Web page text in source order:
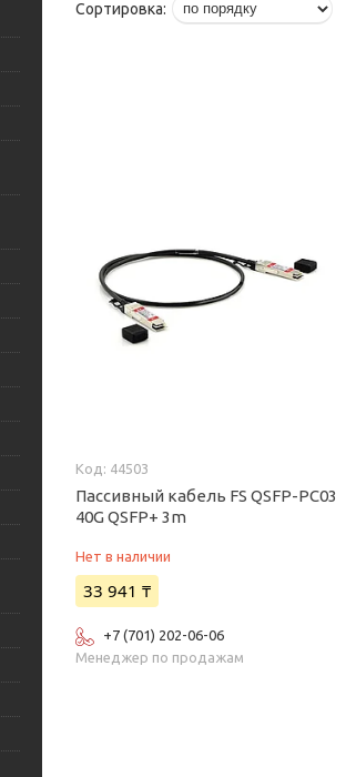
44503
Пассивный кабель FS QSFP-PC03
40G QSFP+ 3m
Нет в наличии
33 941 ₸
+7 (701) 202-06-06
Менеджер по продажам